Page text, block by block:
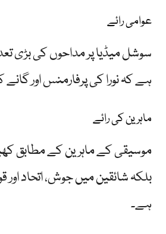
عوامی رائے
سوشل میڈیا پر مداحوں کی بڑی
ہے کہ نورا کی پرفارمنس اور
ماہرین کی رائے
موسیقی کے ماہرین کے مطابق
بلکہ شائقین میں جوش، اتحاد اور
ہے۔